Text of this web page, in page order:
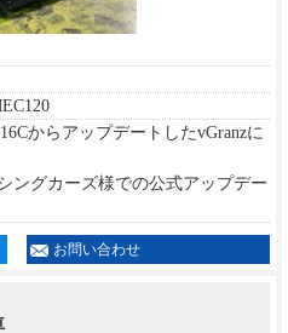
からアップデートしたvGranzに
ングカーズ様での公式アップデー
お問い合わせ